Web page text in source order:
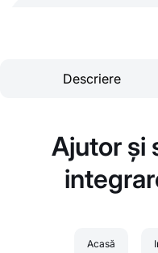
Descriere
Ajutor și
Acasă